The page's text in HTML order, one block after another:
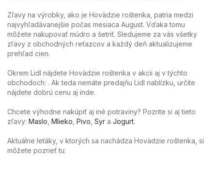
Zľavy na výrobky, ako je Hovädzie roštenka, patria medzi
najvyhľadávanejšie počas mesiaca August. Vďaka tomu
môžete nakupovať múdro a šetriť. Sledujeme za vás všetky
zľavy z obchodných reťazcov a každý deň aktualizujeme
prehľad cien.
Okrem Lidl nájdete Hovädzie roštenka v akcii aj v týchto
obchodoch: . Ak teda nemáte predajňu Lidl nablízku, určite
nájdete dobrú cenu aj inde.
Chcete výhodne nakúpiť aj iné potraviny? Pozrite si aj tieto
zľavy: Maslo Mlieko Pivo Syr a Jogurt.
Aktuálne letáky, v ktorých sa nachádza Hovädzie roštenka, si
môžete pozrieť tu: